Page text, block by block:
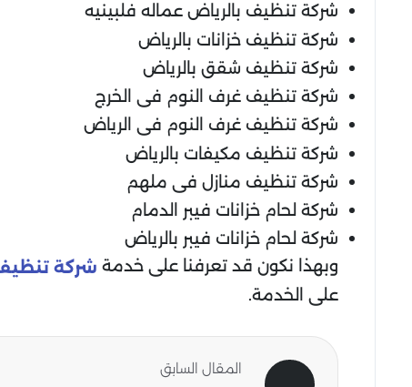
شركة تنظيف بالرياض عماله فلبينيه
شركة تنظيف خزانات بالرياض
شركة تنظيف شقق بالرياض
شركة تنظيف غرف النوم فى الخرج
شركة تنظيف غرف النوم فى الرياض
شركة تنظيف مكيفات بالرياض
شركة تنظيف منازل فى ملهم
شركة لحام خزانات فيبر الدمام
شركة لحام خزانات فيبر بالرياض
وبهذا نكون قد تعرفنا على خدمة شركة
على الخدمة.
المقال السابق